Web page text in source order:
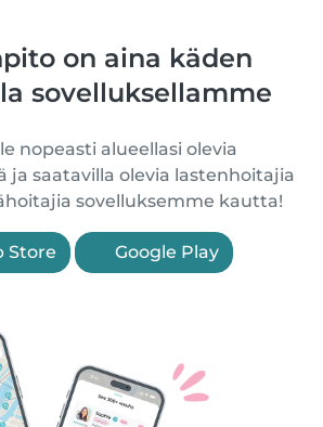
on aina käden
sovelluksellamme
nopeasti alueellasi olevia
ja saatavilla olevia lastenhoitajia
sovelluksemme kautta!
Store Google Play